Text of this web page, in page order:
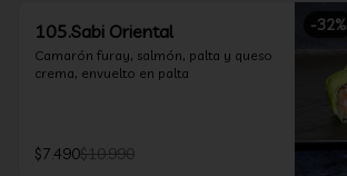
-32%
105.Sabi Oriental
Camarón furay, salmón, palta y queso
crema, envuelto en palta
$7.490$10.990